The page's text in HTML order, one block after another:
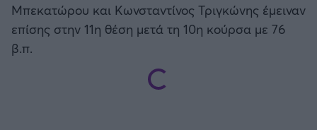
Μπεκατώρου και Κωνσταντίνος Τριγκώνης έμειναν
επίσης στην 11η θέση μετά τη 10η κούρσα με 76
β.π.